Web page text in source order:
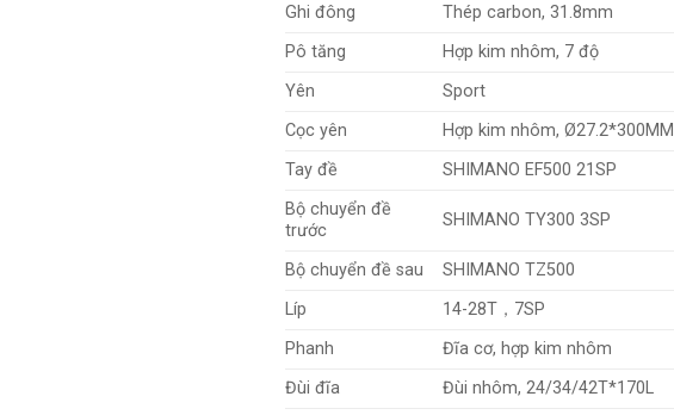
Ghi đông
Thép carbon, 31.8mm
Pô tăng
Hợp kim nhôm, 7 độ
Yên
Sport
Cọc yên
Hợp kim nhôm, Ø27.2*300MM
Tay đề
SHIMANO EF500 21SP
Bộ chuyển đề
trước
SHIMANO TY300 3SP
Bộ chuyển đề sau
SHIMANO TZ500
Líp
14-28T，7SP
Phanh
Đĩa cơ, hợp kim nhôm
Đùi đĩa
Đùi nhôm, 24/34/42T*170L